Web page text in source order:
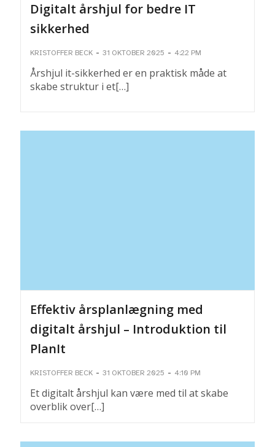
Digitalt årshjul for bedre IT
sikkerhed
KRISTOFFER BECK - 31 OKTOBER 2025 - 4:22 PM
Årshjul it-sikkerhed er en praktisk måde at
skabe struktur i et[…]
Effektiv årsplanlægning med
digitalt årshjul – Introduktion til
PlanIt
KRISTOFFER BECK - 31 OKTOBER 2025 - 4:10 PM
Et digitalt årshjul kan være med til at skabe
overblik over[…]